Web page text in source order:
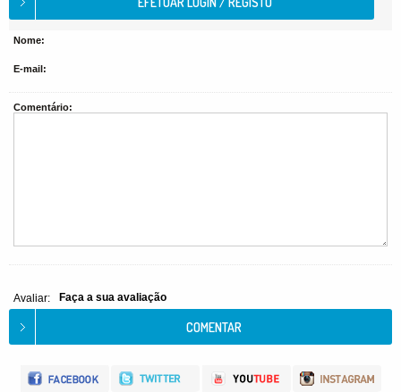
Nome:
E-mail:
Comentário:
Avaliar: Faça a sua avaliação